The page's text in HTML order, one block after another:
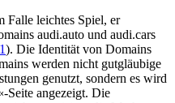
Falle leichtes Spiel, er
audi.auto und audi.cars
). Die Identität von Domains
werden nicht gutgläubige
genutzt, sondern es wird
Seite angezeigt. Die